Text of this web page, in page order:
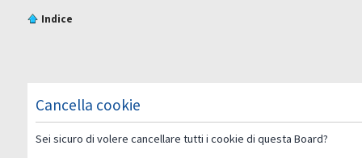
Indice
Cancella cookie
Sei sicuro di volere cancellare tutti i cookie di questa Board?